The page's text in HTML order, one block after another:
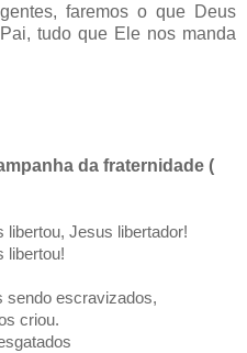
faremos o que Deus
tudo que Ele nos manda
da fraternidade (
libertou, Jesus libertador!
libertou!
sendo escravizados,
criou.